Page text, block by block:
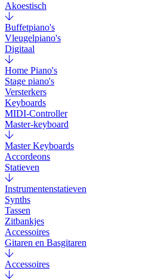
Akoestisch
Buffetpiano's
Vleugelpiano's
Digitaal
Home Piano's
Stage piano's
Versterkers
Keyboards
MIDI-Controller
Master-keyboard
Master Keyboards
Accordeons
Statieven
Instrumentenstatieven
Synths
Tassen
Zitbankjes
Accessoires
Gitaren en Basgitaren
Accessoires